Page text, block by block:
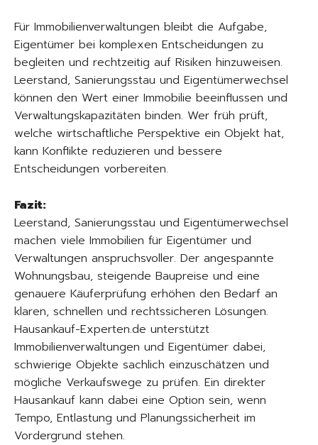
Für Immobilienverwaltungen bleibt die Aufgabe,
Eigentümer bei komplexen Entscheidungen zu
begleiten und rechtzeitig auf Risiken hinzuweisen.
Leerstand, Sanierungsstau und Eigentümerwechsel
können den Wert einer Immobilie beeinflussen und
Verwaltungskapazitäten binden. Wer früh prüft,
welche wirtschaftliche Perspektive ein Objekt hat,
kann Konflikte reduzieren und bessere
Entscheidungen vorbereiten.
Fazit:
Leerstand, Sanierungsstau und Eigentümerwechsel
machen viele Immobilien für Eigentümer und
Verwaltungen anspruchsvoller. Der angespannte
Wohnungsbau, steigende Baupreise und eine
genauere Käuferprüfung erhöhen den Bedarf an
klaren, schnellen und rechtssicheren Lösungen.
Hausankauf-Experten.de unterstützt
Immobilienverwaltungen und Eigentümer dabei,
schwierige Objekte sachlich einzuschätzen und
mögliche Verkaufswege zu prüfen. Ein direkter
Hausankauf kann dabei eine Option sein, wenn
Tempo, Entlastung und Planungssicherheit im
Vordergrund stehen.